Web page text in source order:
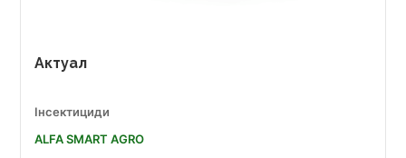
Актуал
Інсектициди
ALFA SMART AGRO